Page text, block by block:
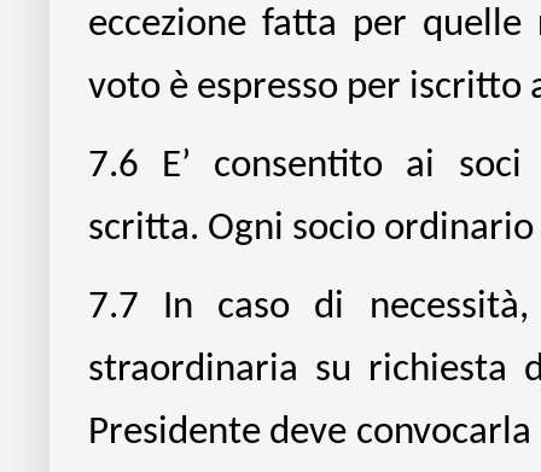
eccezione fatta per
voto è espresso per iscritto
7.6 E’ consentito ai
scritta. Ogni socio
7.7
In caso di necessità,
straordinaria su richiesta
Presidente deve